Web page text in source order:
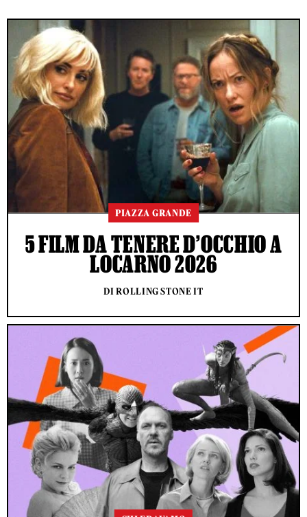
PIAZZA GRANDE
5 FILM DA TENERE D’OCCHIO A
LOCARNO 2026
DI ROLLING STONE IT